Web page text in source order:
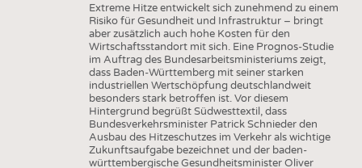
Extreme Hitze entwickelt sich zunehmend zu einem
Risiko für Gesundheit und Infrastruktur – bringt
aber zusätzlich auch hohe Kosten für den
Wirtschaftsstandort mit sich. Eine Prognos-Studie
im Auftrag des Bundesarbeitsministeriums zeigt,
dass Baden-Württemberg mit seiner starken
industriellen Wertschöpfung deutschlandweit
besonders stark betroffen ist. Vor diesem
Hintergrund begrüßt Südwesttextil, dass
Bundesverkehrsminister Patrick Schnieder den
Ausbau des Hitzeschutzes im Verkehr als wichtige
Zukunftsaufgabe bezeichnet und der baden-
württembergische Gesundheitsminister Oliver